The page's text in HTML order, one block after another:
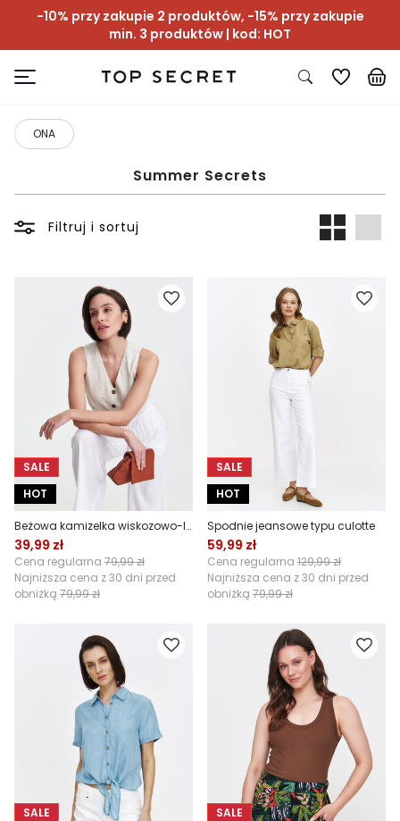
-10% przy zakupie 2 produktów, -15% przy zakupie
min. 3 produktów | kod: HOT
ONA
Summer Secrets
Filtruj i sortuj
SALE
HOT
Beżowa kamizelka wiskozowo-lniana
39,99 zł
Cena regularna 79,99 zł
Najniższa cena z 30 dni przed
obniżką 79,99 zł
SALE
HOT
Spodnie jeansowe typu culotte
59,99 zł
Cena regularna 129,99 zł
Najniższa cena z 30 dni przed
obniżką 79,99 zł
SALE
SALE